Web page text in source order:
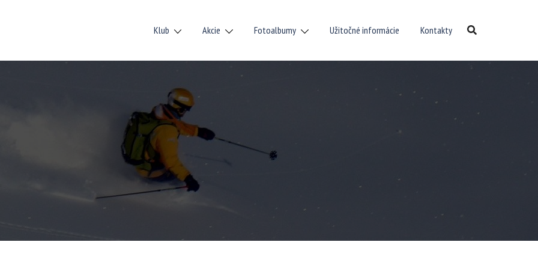
Klub Akcie Fotoalbumy Užitočné informácie Kontakty